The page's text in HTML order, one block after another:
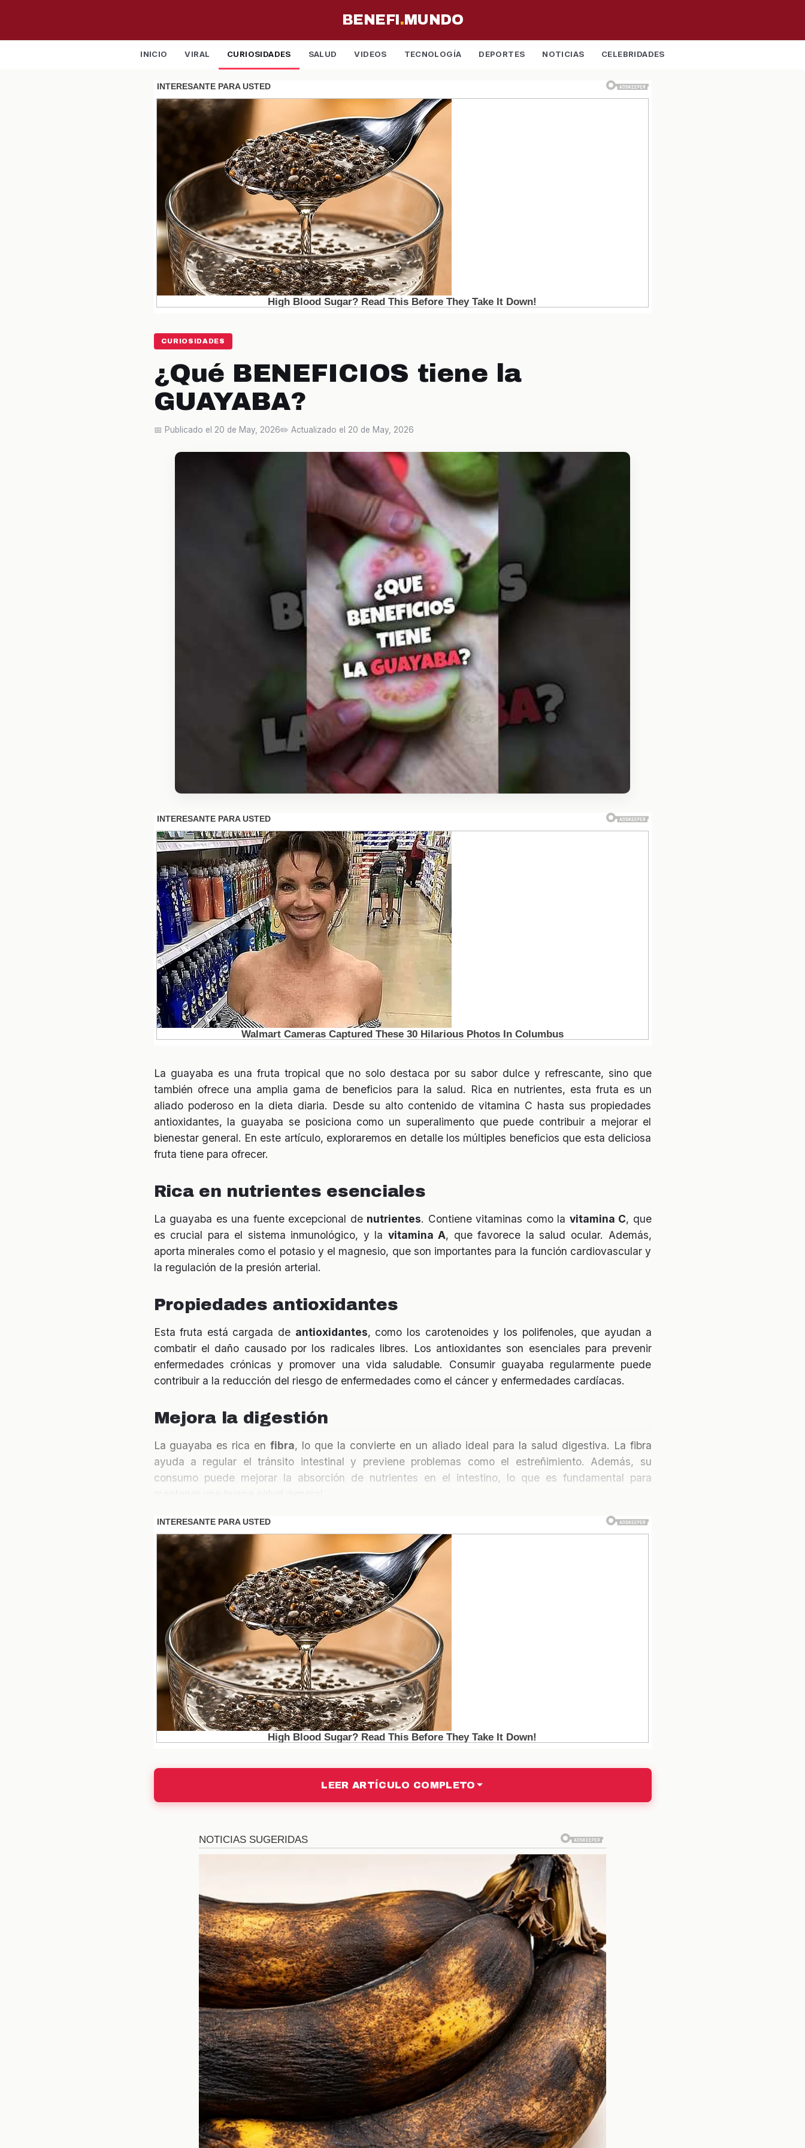
BENEFI . MUNDO
INICIO VIRAL CURIOSIDADES SALUD VIDEOS TECNOLOGÍA DEPORTES NOTICIAS CELEBRIDADES
CURIOSIDADES
¿Qué BENEFICIOS tiene la
GUAYABA?
📅 Publicado el 20 de May, 2026✏️ Actualizado el 20 de May, 2026
La guayaba es una fruta tropical que no solo destaca por su sabor dulce y refrescante, sino que
también ofrece una amplia gama de beneficios para la salud. Rica en nutrientes, esta fruta es un
aliado poderoso en la dieta diaria. Desde su alto contenido de vitamina C hasta sus propiedades
antioxidantes, la guayaba se posiciona como un superalimento que puede contribuir a mejorar el
bienestar general. En este artículo, exploraremos en detalle los múltiples beneficios que esta deliciosa
fruta tiene para ofrecer.
Rica en nutrientes esenciales
La guayaba es una fuente excepcional de nutrientes. Contiene vitaminas como la vitamina C, que
es crucial para el sistema inmunológico, y la vitamina A, que favorece la salud ocular. Además,
aporta minerales como el potasio y el magnesio, que son importantes para la función cardiovascular y
la regulación de la presión arterial.
Propiedades antioxidantes
Esta fruta está cargada de antioxidantes, como los carotenoides y los polifenoles, que ayudan a
combatir el daño causado por los radicales libres. Los antioxidantes son esenciales para prevenir
enfermedades crónicas y promover una vida saludable. Consumir guayaba regularmente puede
contribuir a la reducción del riesgo de enfermedades como el cáncer y enfermedades cardíacas.
Mejora la digestión
La guayaba es rica enfibra, lo que la convierte en un aliado ideal para la salud digestiva. La fibra
ayuda a regular el tránsito intestinal y previene problemas como el estreñimiento. Además, su
consumo puede mejorar la absorción de nutrientes en el intestino, lo que es fundamental para
Control del azúcar en sangre
Los estudios sugieren que la guayaba puede ser beneficiosa para las personas con
a su bajo índice glucémico y su contenido de fibra, puede ayudar a regular los niveles de azúcar en
sangre. Incluir guayaba en la dieta puede ser una opción saludable para quienes buscan controlar su
glucosa de manera natural.
Beneficios para la piel
La guayaba no solo es buena para consumir, sino que también ofrece beneficios para la
contenido de vitamina C y antioxidantes ayuda a combatir el envejecimiento prematuro y a mantener
la piel radiante. Además, algunos estudios sugieren que el extracto de guayaba puede ser eficaz en
el tratamiento de problemas cutáneos como el acné y las manchas.
La guayaba es especialmente conocida por su alto contenido de
fundamental en el fortalecimiento del sistema inmunológico. Consumir guayaba regularmente puede
proteger las células del daño, mejorando así la respuesta inmune del cuerpo.
Incluir guayaba en la dieta puede ser beneficioso para lasalud del corazón. Esta fruta ayuda a
reducir el colesterol malo (LDL) y a aumentar el colesterol bueno (HDL), lo que favorece una mejor
circulación sanguínea. Además, su contenido de potasio ayuda a regular la presión arterial,
reduciendo el riesgo de enfermedades cardiovasculares.
Ayuda en la pérdida de peso
La guayaba es una opción ideal para quienes buscan perder peso. Es baja en calorías y alta en
lo que ayuda a sentirse saciado por más tiempo. Además, su dulzura natural puede satisfacer los
antojos de azúcar sin la necesidad de consumir alimentos procesados. Aquí hay algunas maneras de
incluir guayaba en una dieta para perder peso:
Consumirla fresca como snack.
Agregarla a ensaladas para un toque dulce.
Preparar batidos saludables con guayaba y otros ingredientes nutritivos.
LEER ARTÍCULO COMPLETO